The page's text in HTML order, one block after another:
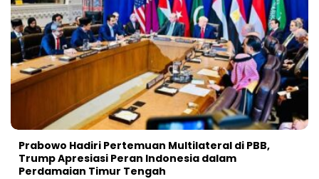
Prabowo Hadiri Pertemuan Multilateral di PBB,
Trump Apresiasi Peran Indonesia dalam
Perdamaian Timur Tengah